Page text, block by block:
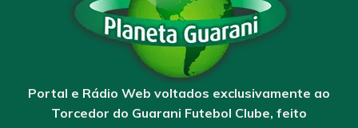
Portal e Rádio Web voltados exclusivamente ao
Torcedor do Guarani Futebol Clube, feito